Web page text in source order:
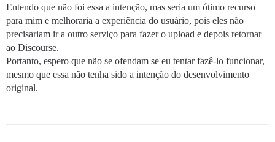
Entendo que não foi essa a intenção, mas seria um ótimo recurso
para mim e melhoraria a experiência do usuário, pois eles não
precisariam ir a outro serviço para fazer o upload e depois retornar
ao Discourse.
Portanto, espero que não se ofendam se eu tentar fazê-lo funcionar,
mesmo que essa não tenha sido a intenção do desenvolvimento
original.